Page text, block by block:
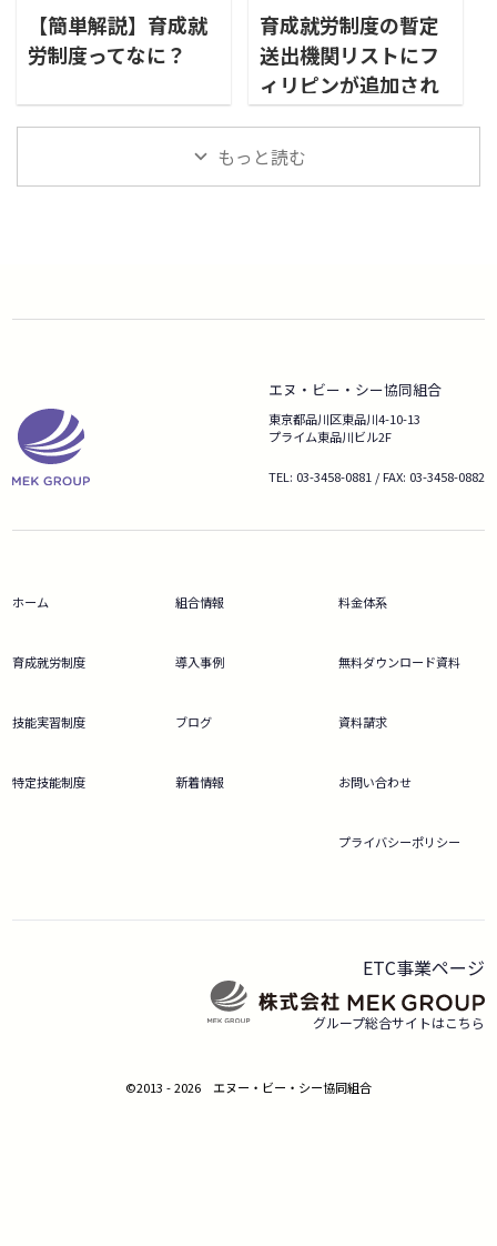
【簡単解説】育成就
労制度ってなに？
育成就労制度の暫定
送出機関リストにフ
ィリピンが追加され
ました
もっと読む
ホーム
育成就労制度
技能実習制度
特定技能制度
組合情報
導入事例
ブログ
新着情報
料金体系
無料ダウンロード資料
資料請求
お問い合わせ
プライバシーポリシー
エヌ・ビー・シー協同組合
東京都品川区東品川4-10-13
プライム東品川ビル2F
TEL: 03-3458-0881 / FAX: 03-3458-0882
ETC事業ページ
グループ総合サイトはこちら
©2013 - 2026 エヌー・ビー・シー協同組合